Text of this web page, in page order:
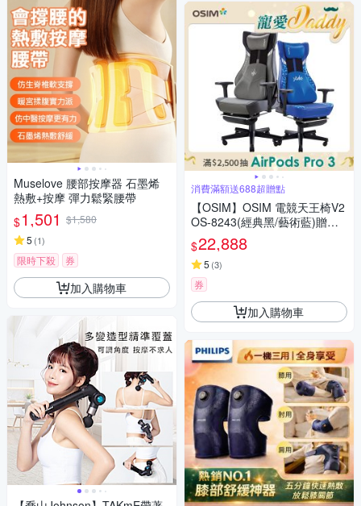
Muselove 腰部按摩器 石墨烯
熱敷+按摩 彈力鬆緊腰帶
$1,501 $1,580
5 (1)
限時下殺 券
加入購物車
消費滿額送688超贈點
【OSIM】OSIM 電競天王椅V2
OS-8243(經典黑/藝術藍)贈腳
托_按摩椅 電競按摩椅 工學椅
電腦椅 辦公椅 電競椅
$22,888
5 (3)
券
加入購物車